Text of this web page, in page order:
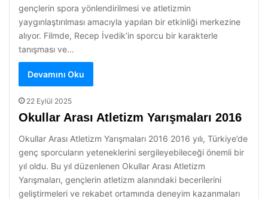
gençlerin spora yönlendirilmesi ve atletizmin
yaygınlaştırılması amacıyla yapılan bir etkinliği merkezine
alıyor. Filmde, Recep İvedik’in sporcu bir karakterle
tanışması ve…
Devamını Oku
22 Eylül 2025
Okullar Arası Atletizm Yarışmaları 2016
Okullar Arası Atletizm Yarışmaları 2016 2016 yılı, Türkiye’de
genç sporcuların yeteneklerini sergileyebileceği önemli bir
yıl oldu. Bu yıl düzenlenen Okullar Arası Atletizm
Yarışmaları, gençlerin atletizm alanındaki becerilerini
geliştirmeleri ve rekabet ortamında deneyim kazanmaları